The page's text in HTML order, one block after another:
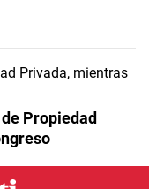
Propiedad